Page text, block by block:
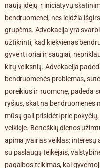
naujų idėjų ir iniciatyvų
bendruomenei, nes leidžia
grupėms. Advokacija yra
užtikrinti, kad kiekvienas
gyventi oriai ir saugiai,
kitų veiksnių. Advokacija
bendruomenės problemas,
poreikius ir nuomonę, padeda
ryšius, skatina bendruomenės
mūsų gali prisidėti prie
veikloje. Berteškių dienos
apima įvairias veiklas:
su paslaugų teikėjais,
pagalbos teikimas, kai